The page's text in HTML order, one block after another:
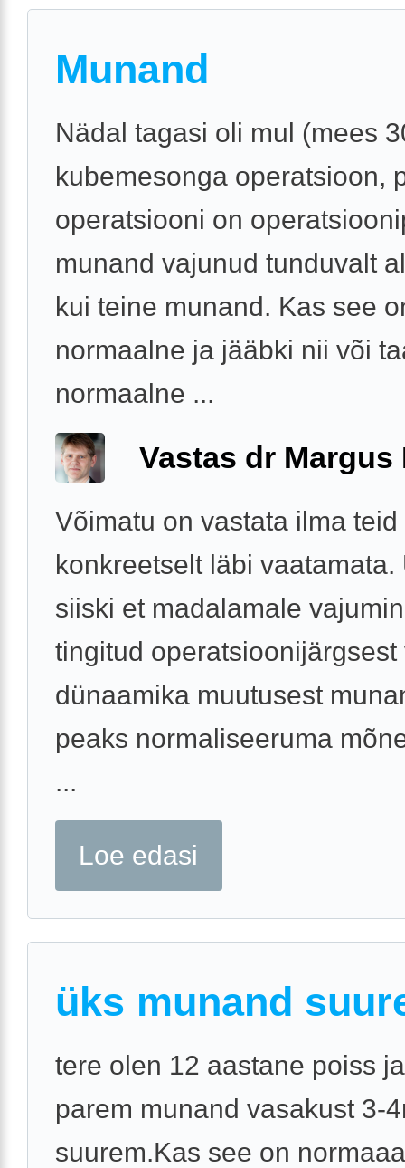
Munand
Nädal tagasi oli mul (mees
kubemesonga operatsioon,
operatsiooni on
munand vajunud tunduvalt
kui teine munand. Kas see
normaalne ja jääbki nii või
normaalne ...
Vastas dr Margus
Võimatu on vastata ilma teid
konkreetselt läbi vaatamata.
siiski et madalamale
tingitud operatsioonijärgsest
dünaamika muutusest
peaks normaliseeruma
...
Loe edasi
üks munand
tere olen 12 aastane poiss
parem munand vasakust 3-
suurem.Kas see on